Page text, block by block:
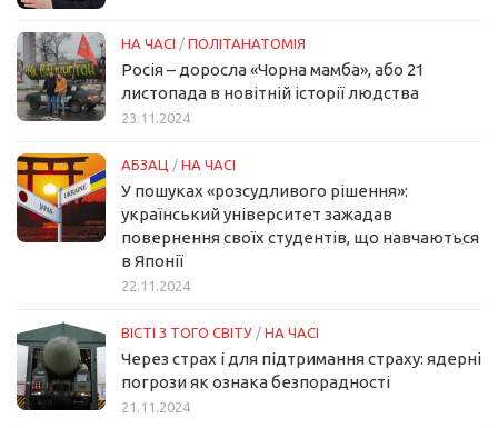
НА ЧАСІ / ПОЛІТАНАТОМІЯ
Росія – доросла «Чорна мамба», або 21
листопада в новітній історії людства
23.11.2024
АБЗАЦ / НА ЧАСІ
У пошуках «розсудливого рішення»:
український університет зажадав
повернення своїх студентів, що навчаються
в Японії
22.11.2024
ВІСТІ З ТОГО СВІТУ / НА ЧАСІ
Через страх і для підтримання страху: ядерні
погрози як ознака безпорадності
21.11.2024